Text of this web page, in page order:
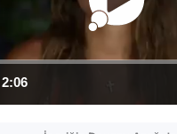
2:06